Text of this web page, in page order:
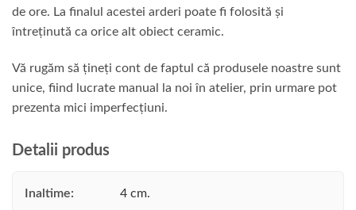
de ore. La finalul acestei arderi poate fi folosită și
întreținută ca orice alt obiect ceramic.
Vă rugăm să țineți cont de faptul că produsele noastre sunt
unice, fiind lucrate manual la noi în atelier, prin urmare pot
prezenta mici imperfecțiuni.
Detalii produs
Inaltime: 4 cm.